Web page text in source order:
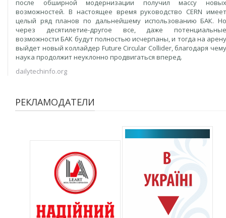
после обширной модернизации получил массу новых
возможностей. В настоящее время руководство CERN имеет
целый ряд планов по дальнейшему использованию БАК. Но
через десятилетие-другое все, даже потенциальные
возможности БАК будут полностью исчерпаны, и тогда на арену
выйдет новый коллайдер Future Circular Collider, благодаря чему
наука продолжит неуклонно продвигаться вперед.
dailytechinfo.org
РЕКЛАМОДАТЕЛИ